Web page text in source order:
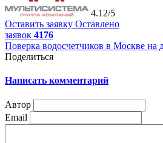
4.12/5
Оставить заявку Оставлено
заявок 4176
Поверка водосчетчиков в Москве на
Поделиться
Написать комментарий
Автор
Email